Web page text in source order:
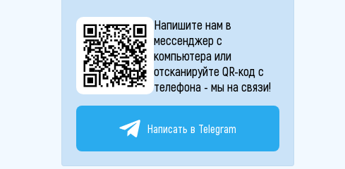
Напишите нам в
мессенджер с
компьютера или
отсканируйте QR-код с
телефона - мы на связи!
Написать в Telegram